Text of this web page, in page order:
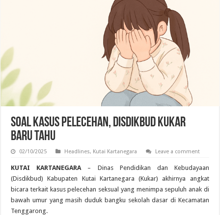
Soal Kasus Pelecehan, Disdikbud Kukar
Baru Tahu
02/10/2025 Headlines, Kutai Kartanegara Leave a comment
KUTAI KARTANEGARA – Dinas Pendidikan dan Kebudayaan
(Disdikbud) Kabupaten Kutai Kartanegara (Kukar) akhirnya angkat
bicara terkait kasus pelecehan seksual yang menimpa sepuluh anak di
bawah umur yang masih duduk bangku sekolah dasar di Kecamatan
Tenggarong.